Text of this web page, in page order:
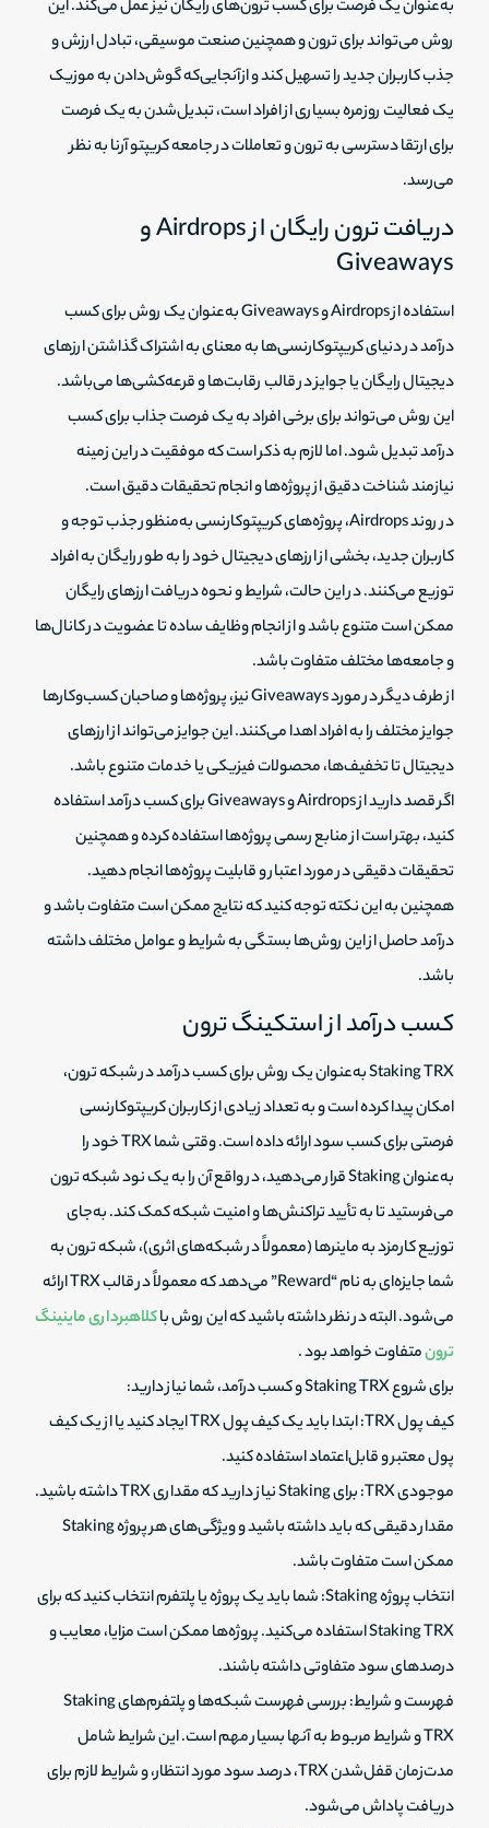
به‌عنوان یک فرصت برای کسب ترون‌های رایگان نیز عمل می‌کند. این
روش می‌تواند برای ترون و همچنین صنعت موسیقی، تبادل ارزش و
جذب کاربران جدید را تسهیل کند و ازآنجایی‌که گوش‌دادن به موزیک
یک فعالیت روزمره بسیاری از افراد است، تبدیل‌شدن به یک فرصت
برای ارتقا دسترسی به ترون و تعاملات در جامعه کریپتو آرنا به نظر
می‌رسد.
دریافت ترون رایگان از Airdrops و
Giveaways
استفاده از Airdrops و Giveaways به‌عنوان یک روش برای کسب
درآمد در دنیای کریپتوکارنسی‌ها به معنای به اشتراک گذاشتن ارزهای
دیجیتال رایگان یا جوایز در قالب رقابت‌ها و قرعه‌کشی‌ها می‌باشد.
این روش می‌تواند برای برخی افراد به یک فرصت جذاب برای کسب
درآمد تبدیل شود. اما لازم به ذکر است که موفقیت در این زمینه
نیازمند شناخت دقیق از پروژه‌ها و انجام تحقیقات دقیق است.
در روند Airdrops، پروژه‌های کریپتوکارنسی به‌منظور جذب توجه و
کاربران جدید، بخشی از ارزهای دیجیتال خود را به طور رایگان به افراد
توزیع می‌کنند. در این حالت، شرایط و نحوه دریافت ارزهای رایگان
ممکن است متنوع باشد و از انجام وظایف ساده تا عضویت در کانال‌ها
و جامعه‌ها مختلف متفاوت باشد.
از طرف دیگر در مورد Giveaways نیز، پروژه‌ها و صاحبان کسب‌وکارها
جوایز مختلف را به افراد اهدا می‌کنند. این جوایز می‌تواند از ارزهای
دیجیتال تا تخفیف‌ها، محصولات فیزیکی یا خدمات متنوع باشد.
اگر قصد دارید از Airdrops و Giveaways برای کسب درآمد استفاده
کنید، بهتر است از منابع رسمی پروژه‌ها استفاده کرده و همچنین
تحقیقات دقیقی در مورد اعتبار و قابلیت پروژه‌ها انجام دهید.
همچنین به این نکته توجه کنید که نتایج ممکن است متفاوت باشد و
درآمد حاصل از این روش‌ها بستگی به شرایط و عوامل مختلف داشته
باشد.
کسب درآمد از استکینگ ترون
Staking TRX به‌عنوان یک روش برای کسب درآمد در شبکه ترون،
امکان پیدا کرده است و به تعداد زیادی از کاربران کریپتوکارنسی
فرصتی برای کسب سود ارائه داده است. وقتی شما TRX خود را
به‌عنوان Staking قرار می‌دهید، در واقع آن را به یک نود شبکه ترون
می‌فرستید تا به تأیید تراکنش‌ها و امنیت شبکه کمک کند. به‌جای
توزیع کارمزد به ماینرها (معمولاً در شبکه‌های اثری)، شبکه ترون به
شما جایزه‌ای به نام “Reward” می‌دهد که معمولاً در قالب TRX ارائه
می‌شود. البته در نظر داشته باشید که این روش باکلاهبرداری ماینینگ
ترونمتفاوت خواهد بود .
برای شروع Staking TRX و کسب درآمد، شما نیاز دارید:
کیف پول TRX: ابتدا باید یک کیف پول TRX ایجاد کنید یا از یک کیف
پول معتبر و قابل‌اعتماد استفاده کنید.
موجودی TRX: برای Staking نیاز دارید که مقداری TRX داشته باشید.
مقدار دقیقی که باید داشته باشید و ویژگی‌های هر پروژه Staking
ممکن است متفاوت باشد.
انتخاب پروژه Staking: شما باید یک پروژه یا پلتفرم انتخاب کنید که برای
Staking TRX استفاده می‌کنید. پروژه‌ها ممکن است مزایا، معایب و
درصدهای سود متفاوتی داشته باشند.
فهرست و شرایط: بررسی فهرست شبکه‌ها و پلتفرم‌های Staking
TRX و شرایط مربوط به آنها بسیار مهم است. این شرایط شامل
مدت‌زمان قفل‌شدن TRX، درصد سود مورد انتظار، و شرایط لازم برای
دریافت پاداش می‌شود.